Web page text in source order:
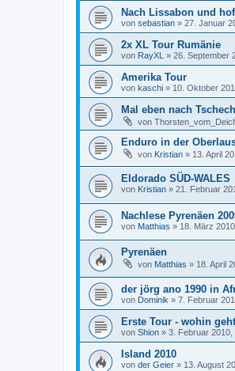
Nach Lissabon und
von sebastian » 27. Januar
2x XL Tour Rumänie
von RayXL » 26. September
Amerika Tour
von kaschi » 10. Oktober
Mal eben nach
von
Enduro in der
von Kristian » 13. April
Eldorado SÜD-WALES
von Kristian » 21. Februar
Nachlese Pyrenäen
von Matthias » 18. März
Pyrenäen
von Matthias » 18. April
der jörg ano 1990 in
von Dominik » 7. Februar
Erste Tour - wohin
von Shion » 3. Februar 2010,
Island 2010
von der Geier » 13. August